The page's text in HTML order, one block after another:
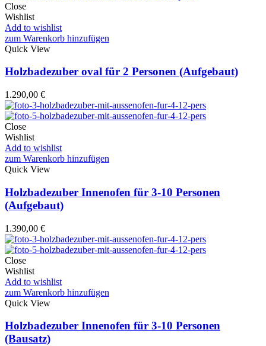
Close
Wishlist
Add to wishlist
zum Warenkorb hinzufügen
Quick View
Holzbadezuber oval für 2 Personen (Aufgebaut)
1.290,00 €
Close
Wishlist
Add to wishlist
zum Warenkorb hinzufügen
Quick View
Holzbadezuber Innenofen für 3-10 Personen
(Aufgebaut)
1.390,00 €
Close
Wishlist
Add to wishlist
zum Warenkorb hinzufügen
Quick View
Holzbadezuber Innenofen für 3-10 Personen
(Bausatz)